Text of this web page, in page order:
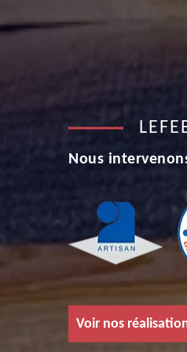
Nous
Voir nos